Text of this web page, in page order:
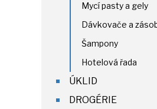
Mycí pasty a gely
Dávkovače a
Šampony
Hotelová řada
ÚKLID
DROGÉRIE